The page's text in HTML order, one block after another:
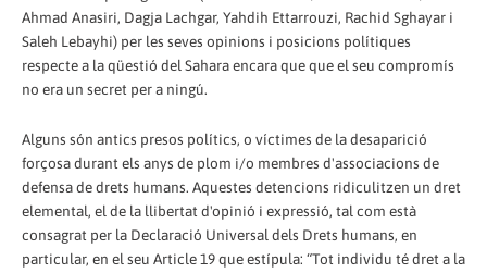
Ahmad Anasiri, Dagja Lachgar, Yahdih Ettarrouzi, Rachid Sghayar i
Saleh Lebayhi) per les seves opinions i posicions polítiques
respecte a la qüestió del Sahara encara que que el seu compromís
no era un secret per a ningú.
Alguns són antics presos polítics, o víctimes de la desaparició
forçosa durant els anys de plom i/o membres d'associacions de
defensa de drets humans. Aquestes detencions ridiculitzen un dret
elemental, el de la llibertat d'opinió i expressió, tal com està
consagrat per la Declaració Universal dels Drets humans, en
particular, en el seu Article 19 que estípula: “Tot individu té dret a la